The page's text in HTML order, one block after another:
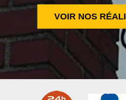
VOIR NOS